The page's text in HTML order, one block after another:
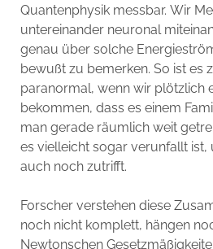
Quantenphysik messbar. Wir
untereinander neuronal
genau über solche
bewußt zu bemerken. So ist es
paranormal, wenn wir plötzlich
bekommen, dass es einem
man gerade räumlich weit
es vielleicht sogar verunfallt ist,
auch noch zutrifft.
Forscher verstehen diese
noch nicht komplett, hängen
Newtonschen